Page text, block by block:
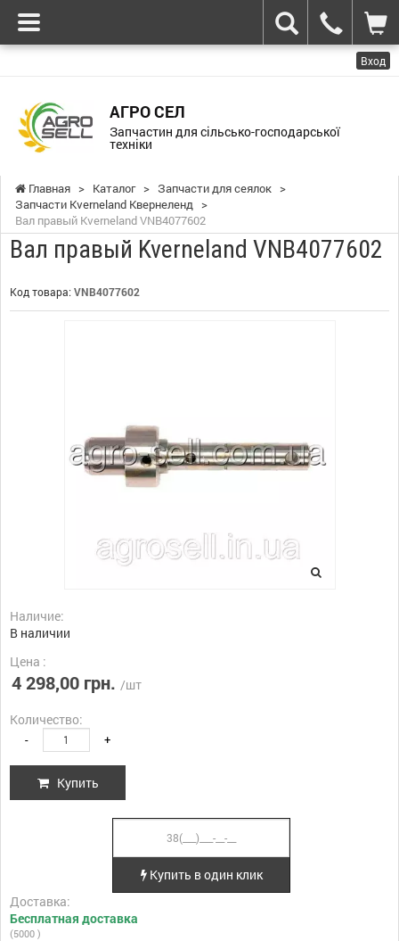
Вход
АГРО СЕЛ
Запчастин для сільсько-господарської
техніки
Главная > Каталог > Запчасти для сеялок >
Запчасти Kverneland Квернеленд
>
Вал правый Kverneland VNB4077602
Вал правый Kverneland VNB4077602
Код товара: VNB4077602
Наличие:
В наличии
Цена :
4 298,00 грн. /шт
Количество:
- +
Купить
Купить в один клик
Доставка:
Бесплатная доставка
(5000 )